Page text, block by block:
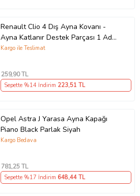
Renault Clio 4 Dış Ayna Kovanı -
Ayna Katlanır Destek Parçası 1 Adet
490307706 M3625
Kargo ile Teslimat
259,90 TL
Sepette %14 İndirim 223,51 TL
Opel Astra J Yarasa Ayna Kapağı
Piano Black Parlak Siyah
Kargo Bedava
781,25 TL
Sepette %17 İndirim 648,44 TL